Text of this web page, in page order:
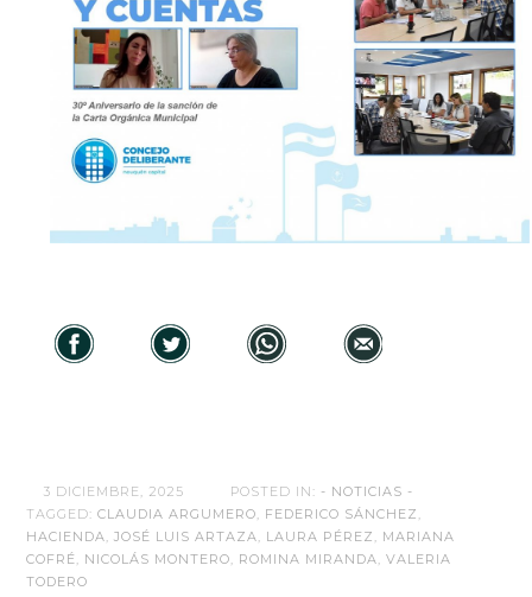
3 DICIEMBRE, 2025 POSTED IN: - NOTICIAS -
TAGGED:CLAUDIA ARGUMERO, FEDERICO SÁNCHEZ ,
HACIENDA,JOSÉ LUIS ARTAZA, LAURA PÉREZ , MARIANA
COFRÉ, NICOLÁS MONTERO, ROMINA MIRANDA,VALERIA
TODERO